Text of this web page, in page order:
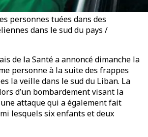
personnes tuées dans des
dans le sud du pays /
de la Santé a annoncé dimanche la
personne à la suite des frappes
la veille dans le sud du Liban. La
d’un bombardement visant la
attaque qui a également fait
lesquels six enfants et deux